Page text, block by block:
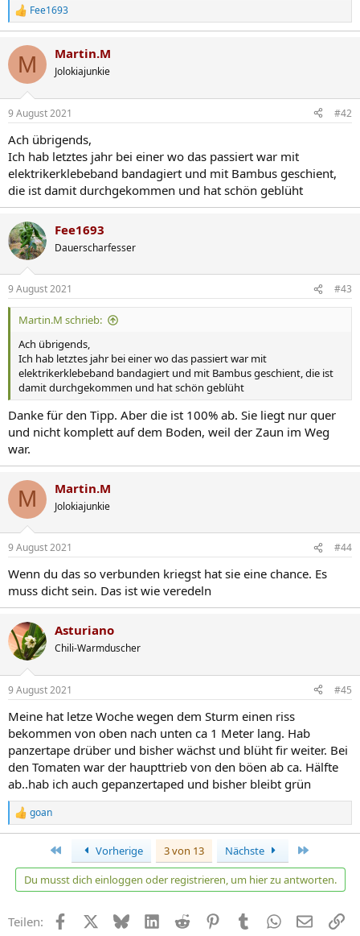
R
e
k
i
e
:
Fee1693
M Martin.M
Jolokiajunkie
9 August 2021 #42
Ach übrigends,
Ich hab letztes jahr bei einer wo das passiert war mit
elektrikerklebeband bandagiert und mit Bambus geschient,
die ist damit durchgekommen und hat schön geblüht
Fee1693
Dauerscharfesser
9 August 2021 #43
Martin.M schrieb:
Ach übrigends,
Ich hab letztes jahr bei einer wo das passiert war mit
elektrikerklebeband bandagiert und mit Bambus geschient, die ist
damit durchgekommen und hat schön geblüht
Danke für den Tipp. Aber die ist 100% ab. Sie liegt nur quer
und nicht komplett auf dem Boden, weil der Zaun im Weg
war.
M Martin.M
Jolokiajunkie
9 August 2021 #44
Wenn du das so verbunden kriegst hat sie eine chance. Es
muss dicht sein. Das ist wie veredeln
Asturiano
Chili-Warmduscher
9 August 2021 #45
Meine hat letze Woche wegen dem Sturm einen riss
bekommen von oben nach unten ca 1 Meter lang. Hab
panzertape drüber und bisher wächst und blüht fir weiter. Bei
den Tomaten war der haupttrieb von den böen ab ca. Hälfte
ab..hab ich auch gepanzertaped und bisher bleibt grün
R
e
t
o
e
goan
Erste Vorherige 3 von 13 Nächste
Du musst dich einloggen oder registrieren, um hier zu antworten.
Teilen: Facebook BlueskyLinkedIn
Reddit PinterestTumblr WhatsApp
E-Mail